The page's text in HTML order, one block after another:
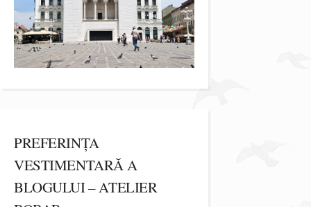
PREFERINȚA
VESTIMENTARĂ A
BLOGULUI – ATELIER